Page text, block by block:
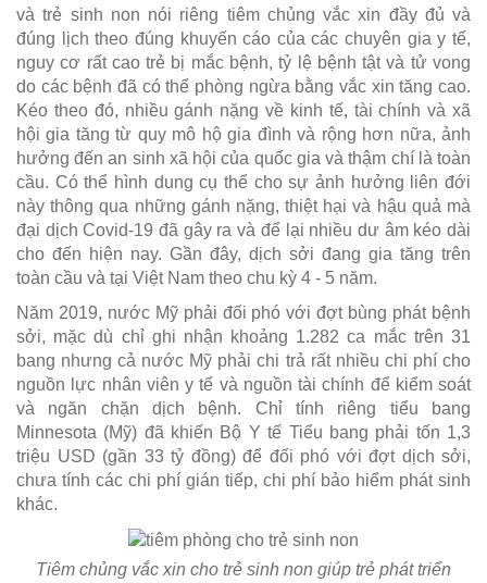
và trẻ sinh non nói riêng tiêm chủng vắc xin đầy đủ và
đúng lịch theo đúng khuyến cáo của các chuyên gia y tế,
nguy cơ rất cao trẻ bị mắc bệnh, tỷ lệ bệnh tật và tử vong
do các bệnh đã có thể phòng ngừa bằng vắc xin tăng cao.
Kéo theo đó, nhiều gánh nặng về kinh tế, tài chính và xã
hội gia tăng từ quy mô hộ gia đình và rộng hơn nữa, ảnh
hưởng đến an sinh xã hội của quốc gia và thậm chí là toàn
cầu. Có thể hình dung cụ thể cho sự ảnh hưởng liên đới
này thông qua những gánh nặng, thiệt hại và hậu quả mà
đại dịch Covid-19 đã gây ra và để lại nhiều dư âm kéo dài
cho đến hiện nay. Gần đây, dịch sởi đang gia tăng trên
toàn cầu và tại Việt Nam theo chu kỳ 4 - 5 năm.
Năm 2019, nước Mỹ phải đối phó với đợt bùng phát bệnh
sởi, mặc dù chỉ ghi nhận khoảng 1.282 ca mắc trên 31
bang nhưng cả nước Mỹ phải chi trả rất nhiều chi phí cho
nguồn lực nhân viên y tế và nguồn tài chính để kiểm soát
và ngăn chặn dịch bệnh. Chỉ tính riêng tiểu bang
Minnesota (Mỹ) đã khiến Bộ Y tế Tiểu bang phải tốn 1,3
triệu USD (gần 33 tỷ đồng) để đối phó với đợt dịch sởi,
chưa tính các chi phí gián tiếp, chi phí bảo hiểm phát sinh
khác.
Tiêm chủng vắc xin cho trẻ sinh non giúp trẻ phát triển